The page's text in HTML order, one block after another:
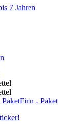
7 Jahren
Finn - Paket